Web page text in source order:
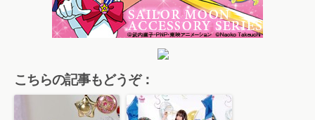
こちらの記事もどうぞ：